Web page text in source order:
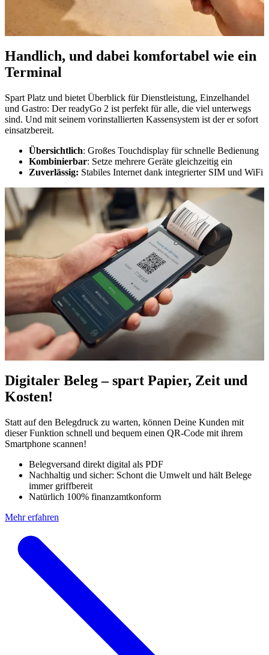
Handlich, und dabei komfortabel wie ein
Terminal
Spart Platz und bietet Überblick für Dienstleistung, Einzelhandel
und Gastro: Der readyGo 2 ist perfekt für alle, die viel unterwegs
sind. Und mit seinem vorinstallierten Kassensystem ist der er sofort
einsatzbereit.
Übersichtlich: Großes Touchdisplay für schnelle Bedienung
Kombinierbar: Setze mehrere Geräte gleichzeitig ein
Zuverlässig: Stabiles Internet dank integrierter SIM und WiFi
Digitaler Beleg – spart Papier, Zeit und
Kosten!
Statt auf den Belegdruck zu warten, können Deine Kunden mit
dieser Funktion schnell und bequem einen QR-Code mit ihrem
Smartphone scannen!
Belegversand direkt digital als PDF
Nachhaltig und sicher: Schont die Umwelt und hält Belege
immer griffbereit
Natürlich 100% finanzamtkonform
Mehr erfahren